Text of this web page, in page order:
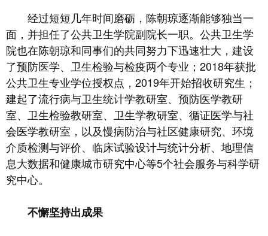
经过短短几年时间磨砺，陈朝琼逐渐能够独当一
面，并担任了公共卫生学院副院长一职。公共卫生学
院也在陈朝琼和同事们的共同努力下迅速壮大，建设
了预防医学、卫生检验与检疫两个专业；2018年获批
公共卫生专业学位授权点，2019年开始招收研究生；
建起了流行病与卫生统计学教研室、预防医学教研
室、卫生检验教研室、卫生学教研室、循证医学与社
会医学教研室，以及慢病防治与社区健康研究、环境
介质检测与评价、临床试验设计与统计分析、地理信
息大数据和健康城市研究中心等5个社会服务与科学研
究中心。
不懈坚持出成果